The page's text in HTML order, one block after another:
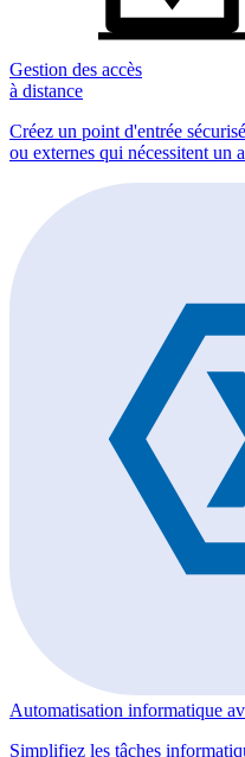
Gestion des accès
à distance
Créez un point d'entrée
ou externes qui nécessitent un
Automatisation informatique
Simplifiez les tâches